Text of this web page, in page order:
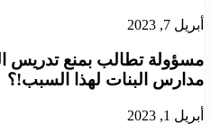
أبريل 7, 2023
مسؤولة تطالب بمنع تدريس
مدارس البنات لهذا السبب!؟
أبريل 1, 2023